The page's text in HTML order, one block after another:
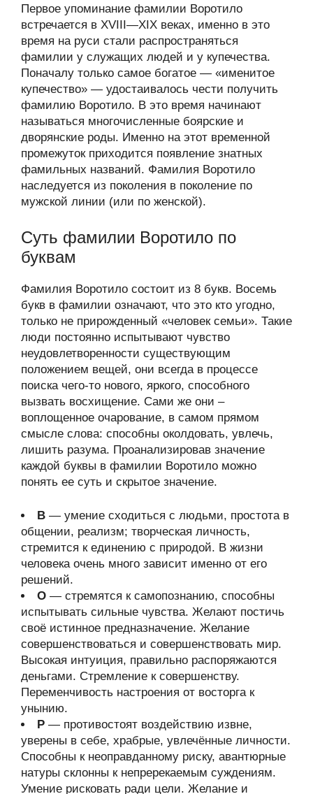
Первое упоминание фамилии Воротило
встречается в XVIII—XIX веках, именно в это
время на руси стали распространяться
фамилии у служащих людей и у купечества.
Поначалу только самое богатое — «именитое
купечество» — удостаивалось чести получить
фамилию Воротило. В это время начинают
называться многочисленные боярские и
дворянские роды. Именно на этот временной
промежуток приходится появление знатных
фамильных названий. Фамилия Воротило
наследуется из поколения в поколение по
мужской линии (или по женской).
Суть фамилии Воротило по
буквам
Фамилия Воротило состоит из 8 букв. Восемь
букв в фамилии означают, что это кто угодно,
только не прирожденный «человек семьи». Такие
люди постоянно испытывают чувство
неудовлетворенности существующим
положением вещей, они всегда в процессе
поиска чего-то нового, яркого, способного
вызвать восхищение. Сами же они –
воплощенное очарование, в самом прямом
смысле слова: способны околдовать, увлечь,
лишить разума. Проанализировав значение
каждой буквы в фамилии Воротило можно
понять ее суть и скрытое значение.
В — умение сходиться с людьми, простота в
общении, реализм; творческая личность,
стремится к единению с природой. В жизни
человека очень много зависит именно от его
решений.
О — стремятся к самопознанию, способны
испытывать сильные чувства. Желают постичь
своё истинное предназначение. Желание
совершенствоваться и совершенствовать мир.
Высокая интуиция, правильно распоряжаются
деньгами. Стремление к совершенству.
Переменчивость настроения от восторга к
унынию.
Р — противостоят воздействию извне,
уверены в себе, храбрые, увлечённые личности.
Способны к неоправданному риску, авантюрные
натуры склонны к непререкаемым суждениям.
Умение рисковать ради цели. Желание и